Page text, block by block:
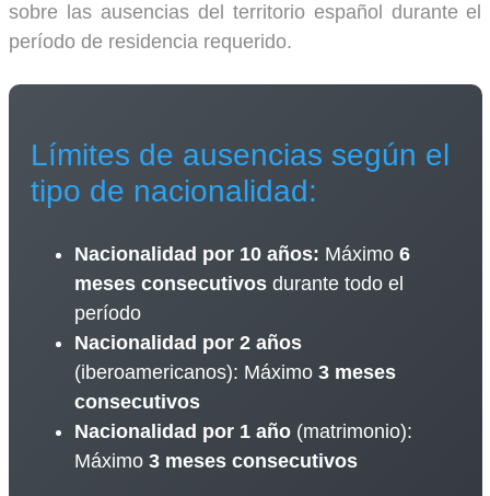
sobre las ausencias del territorio español durante el
período de residencia requerido.
Límites de ausencias según el
tipo de nacionalidad:
Nacionalidad por 10 años: Máximo 6
meses consecutivos durante todo el
período
Nacionalidad por 2 años
(iberoamericanos): Máximo 3 meses
consecutivos
Nacionalidad por 1 año (matrimonio):
Máximo 3 meses consecutivos